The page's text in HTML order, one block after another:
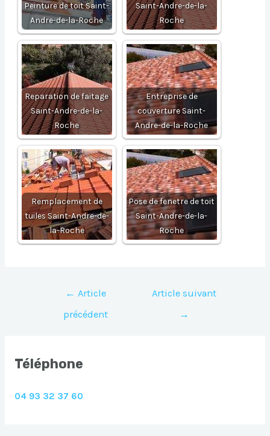
Peinture de toit Saint-
Andre-de-la-Roche
Saint-Andre-de-la-
Roche
Reparation de faitage
Saint-Andre-de-la-
Roche
Entreprise de
couverture Saint-
Andre-de-la-Roche
Remplacement de
tuiles Saint-Andre-de-
la-Roche
Pose de fenetre de toit
Saint-Andre-de-la-
Roche
l’article
← Article
précédent
Article suivant
→
Téléphone
04 93 32 37 60